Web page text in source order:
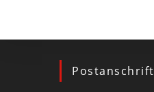
Postanschrift